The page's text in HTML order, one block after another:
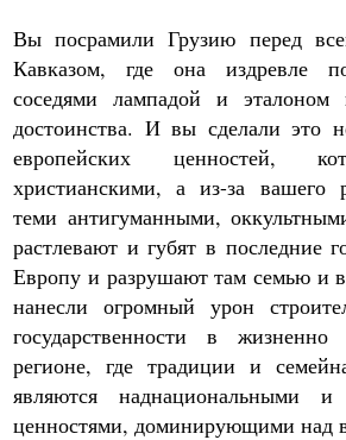
Вы посрамили Грузию перед
Кавказом, где она издревле
соседями лампадой и эталоном
достоинства. И вы сделали это
европейских ценностей,
христианскими, а из-за вашего
теми антигуманными,
растлевают и губят в последние
Европу и разрушают там семью и
нанесли огромный урон
государственности в
регионе, где традиции и
являются наднациональными и
ценностями, доминирующими над